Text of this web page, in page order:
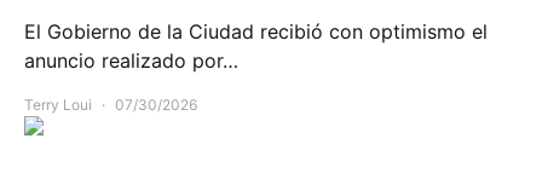
El Gobierno de la Ciudad recibió con optimismo el
anuncio realizado por…
Terry Loui 07/30/2026